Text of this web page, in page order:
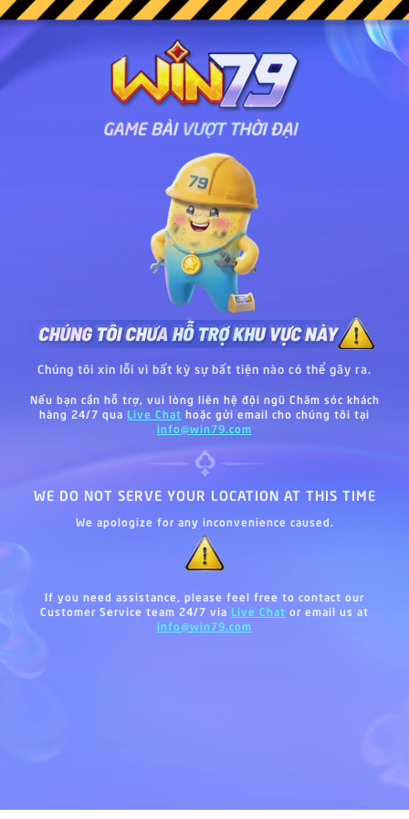
Chúng tôi xin lỗi vì bất kỳ sự bất tiện nào có thể gây ra.
Nếu bạn cần hỗ trợ, vui lòng liên hệ đội ngũ Chăm sóc khách
hàng 24/7 qua Live Chat hoặc gửi email cho chúng tôi tại
info@win79.com
WE DO NOT SERVE YOUR LOCATION AT THIS TIME
We apologize for any inconvenience caused.
If you need assistance, please feel free to contact our
Customer Service team 24/7 via Live Chat or email us at
info@win79.com